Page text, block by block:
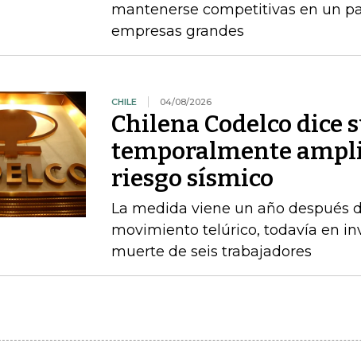
mantenerse competitivas en un
empresas grandes
CHILE 04/08/2026
Chilena Codelco dice
temporalmente
riesgo sísmico
La medida viene un año después
movimiento telúrico, todavía en
muerte de seis trabajadores